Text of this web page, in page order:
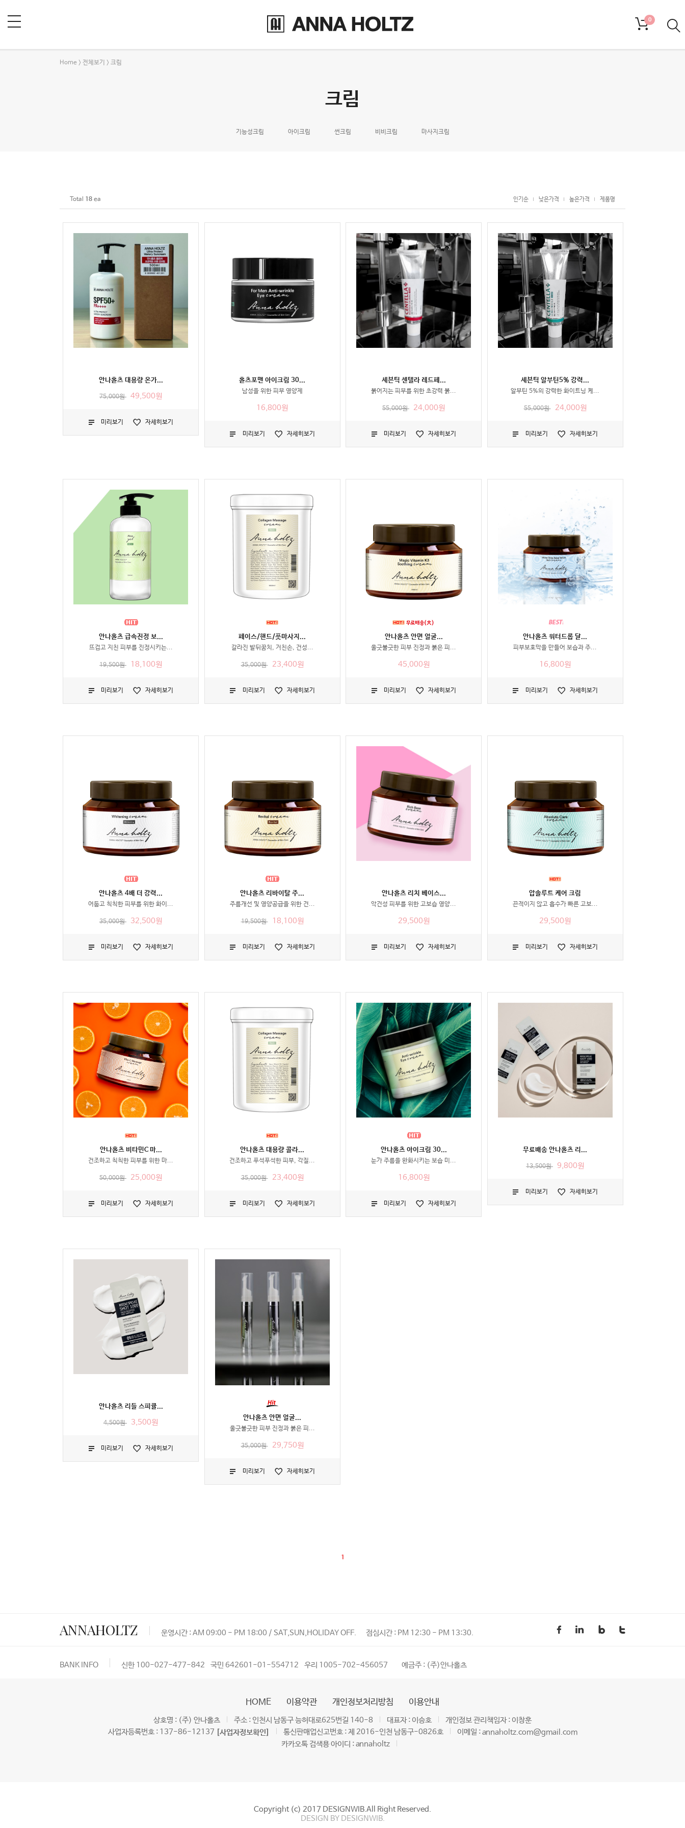
0
Home > 전체보기 > 크림
크림
기능성크림 아이크림 썬크림 비비크림 마사지크림
Total 18 ea 인기순 낮은가격 높은가격 제품명
안나홀츠 대용량 온가...
75,000원 49,500원
미리보기 자세히보기
홀츠포맨 아이크림 30...
남성을 위한 피부 영양제
16,800원
미리보기 자세히보기
세븐틱 센텔라 레드페...
붉어지는 피부를 위한 초강력 붉...
55,000원 24,000원
미리보기 자세히보기
세븐틱 알부틴5% 강력...
알부틴 5%의 강력한 화이트닝 케...
55,000원 24,000원
미리보기 자세히보기
안나홀츠 급속진정 보...
뜨겁고 지친 피부를 진정시키는...
19,500원 18,100원
미리보기 자세히보기
페이스/핸드/풋마사지...
갈라진 발뒤꿈치, 거친손, 건성...
35,000원 23,400원
미리보기 자세히보기
안나홀츠 안면 얼굴...
울긋불긋한 피부 진정과 붉은 피...
45,000원
미리보기 자세히보기
안나홀츠 워터드롭 달...
피부보호막을 만들어 보습과 주...
16,800원
미리보기 자세히보기
안나홀츠 4배 더 강력...
어둡고 칙칙한 피부를 위한 화이...
35,000원 32,500원
미리보기 자세히보기
안나홀츠 리바이탈 주...
주름개선 및 영양공급을 위한 건...
19,500원 18,100원
미리보기 자세히보기
안나홀츠 리치 베이스...
악건성 피부를 위한 고보습 영양...
29,500원
미리보기 자세히보기
압솔루트 케어 크림
끈적이지 않고 흡수가 빠른 고보...
29,500원
미리보기 자세히보기
안나홀츠 비타민C 마...
건조하고 칙칙한 피부를 위한 마...
50,000원 25,000원
미리보기 자세히보기
안나홀츠 대용량 콜라...
건조하고 푸석푸석한 피부, 각질...
35,000원 23,400원
미리보기 자세히보기
안나홀츠 아이크림 30...
눈가 주름을 완화시키는 보습 미...
16,800원
미리보기 자세히보기
무료배송 안나홀츠 리...
13,500원 9,800원
미리보기 자세히보기
안나홀츠 리들 스피큘...
4,500원 3,500원
미리보기 자세히보기
안나홀츠 안면 얼굴...
울긋불긋한 피부 진정과 붉은 피...
35,000원 29,750원
미리보기 자세히보기
1
ANNAHOLTZ 운영시간 : AM 09:00 - PM 18:00 / SAT,SUN,HOLIDAY OFF. 점심시간 : PM 12:30 - PM 13:30.
BANK INFO 신한 100-027-477-842 국민 642601-01-554712 우리 1005-702-456057 예금주 : (주)안나홀츠
HOME 이용약관 개인정보처리방침 이용안내
상호명 : (주) 안나홀츠 주소 : 인천시 남동구 능허대로625번길 140-8 대표자 : 이승호
개인정보 관리책임자 : 이창훈
사업자등록번호 : 137-86-12137 [사업자정보확인] 통신판매업신고번호 : 제 2016-인천 남동구-0826호 이메일 :annaholtz.com@gmail.com
카카오톡 검색용 아이디 : annaholtz
Copyright (c) 2017 DESIGNWIB.All Right Reserved.
DESIGN BY DESIGNWIB.